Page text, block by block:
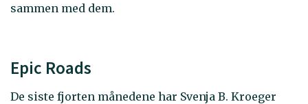
sammen med dem.
Epic Roads
De siste fjorten månedene har Svenja B. Kroeger